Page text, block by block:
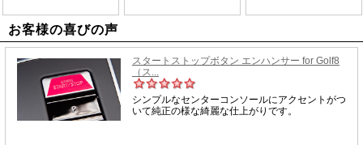
お客様の喜びの声